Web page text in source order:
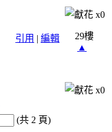
x0
引用 | 編輯
29樓
▲
x0
(共 2 頁)